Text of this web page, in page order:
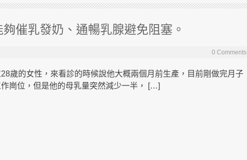
催乳發奶、通暢乳腺避免阻塞。
0 Comments
歲的女性，來看診的時候說他大概兩個月前生產，目前剛做完月子
作崗位，但是他的母乳量突然減少一半， […]